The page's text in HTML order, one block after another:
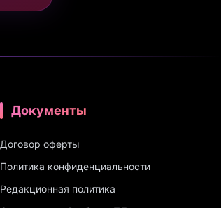
Документы
Договор оферты
Политика конфиденциальности
Редакционная политика